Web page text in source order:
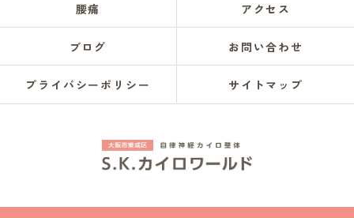
腰痛 アクセス
ブログ お問い合わせ
プライバシーポリシー サイトマップ